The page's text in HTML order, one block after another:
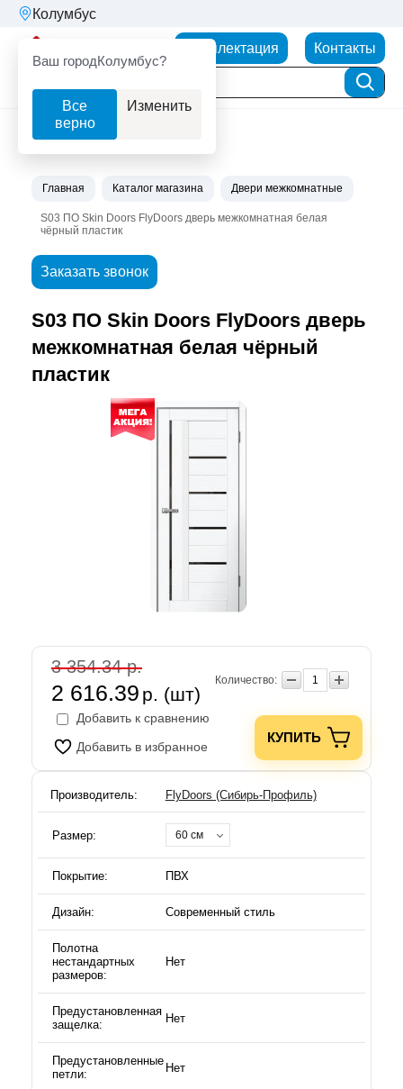
Колумбус
Ваш городКолумбус?
Все
верно
Изменить
Комплектация Контакты
Главная Каталог магазина Двери межкомнатные
S03 ПО Skin Doors FlyDoors дверь межкомнатная белая
чёрный пластик
Заказать звонок
S03 ПО Skin Doors FlyDoors дверь
межкомнатная белая чёрный
пластик
3 354.34 р.
2 616.39 р. (шт)
Количество:
Добавить к сравнению
Добавить в избранное
КУПИТЬ
Производитель: FlyDoors (Сибирь-Профиль)
Размер: 60 см
Покрытие: ПВХ
Дизайн: Современный стиль
Полотна
нестандартных
размеров:
Нет
Предустановленная
защелка:
Нет
Предустановленные
петли:
Нет